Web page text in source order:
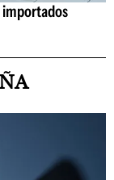
importados